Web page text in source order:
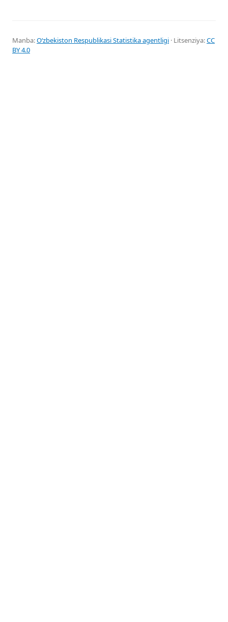
Manba:Oʻzbekiston Respublikasi Statistika agentligi · Litsenziya:CC
BY 4.0